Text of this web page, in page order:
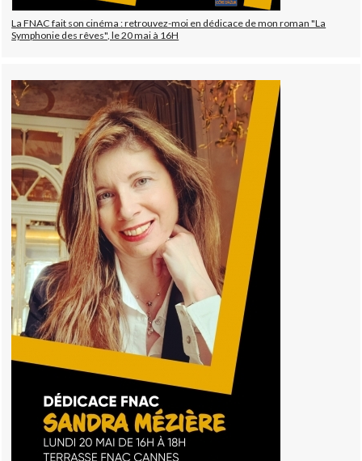
La FNAC fait son cinéma : retrouvez-moi en dédicace de mon roman "La
Symphonie des rêves", le 20 mai à 16H